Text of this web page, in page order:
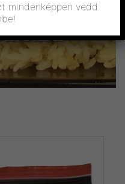
mindenképpen vedd